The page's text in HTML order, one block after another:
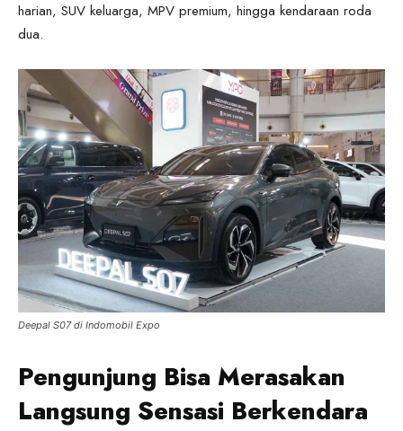
harian, SUV keluarga, MPV premium, hingga kendaraan roda
dua.
Deepal S07 di Indomobil Expo
Pengunjung Bisa Merasakan
Langsung Sensasi Berkendara